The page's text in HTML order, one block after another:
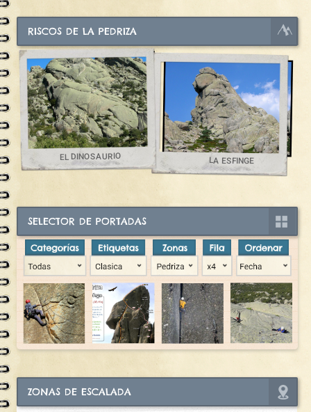
RISCOS DE LA PEDRIZA
EL DINOSAURIO LA ESFINGE
SELECTOR DE PORTADAS
ZONAS DE ESCALADA